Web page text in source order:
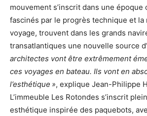
mouvement s’inscrit dans une époque
fascinés par le progrès technique et la
voyage, trouvent dans les grands
transatlantiques une nouvelle source
architectes vont être extrêmement
ces voyages en bateau. Ils vont en
l’esthétique », explique Jean-Philippe
L’immeuble Les Rotondes s’inscrit
esthétique inspirée des paquebots,